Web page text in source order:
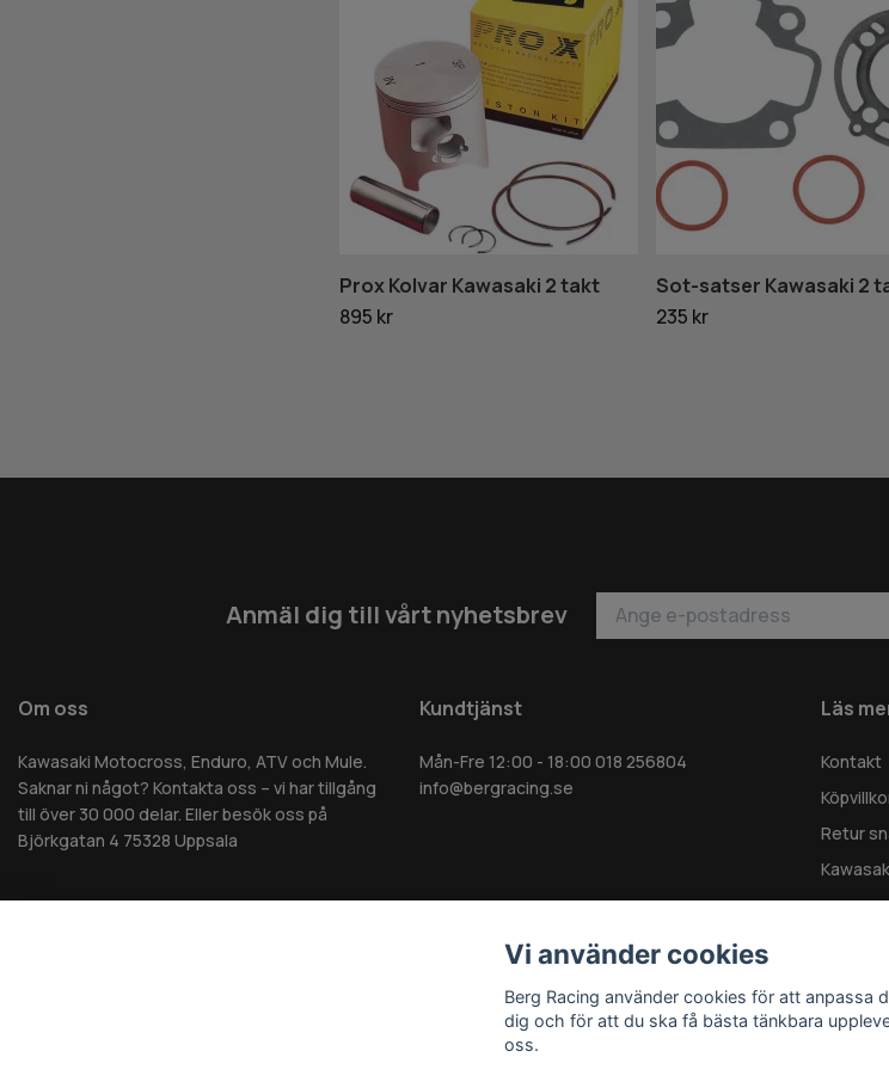
Prox Kolvar Kawasaki 2 takt
895 kr
Sot-satser Kawasaki 2
235 kr
Anmäl dig till vårt nyhetsbrev
Om oss
Kawasaki Motocross, Enduro, ATV och Mule.
Saknar ni något? Kontakta oss – vi har tillgång
till över 30 000 delar. Eller besök oss på
Björkgatan 4 75328 Uppsala
Kundtjänst
Mån-Fre 12:00 - 18:00 018 256804
info@bergracing.se
Läs
Kontakt
Retur
Vi använder cookies
Berg Racing använder cookies för att anpassa
dig och för att du ska få bästa tänkbara
oss.